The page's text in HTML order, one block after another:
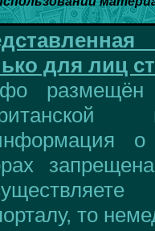
для лиц
размещён
информация
то